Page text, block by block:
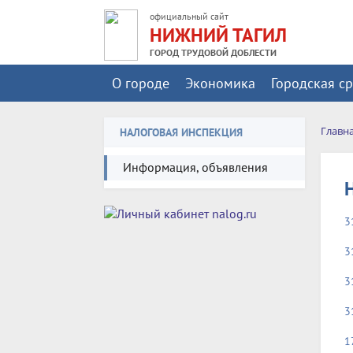
официальный сайт
НИЖНИЙ ТАГИЛ
ГОРОД ТРУДОВОЙ ДОБЛЕСТИ
О городе Экономика Городская
НАЛОГОВАЯ ИНСПЕКЦИЯ
Информация, объявления